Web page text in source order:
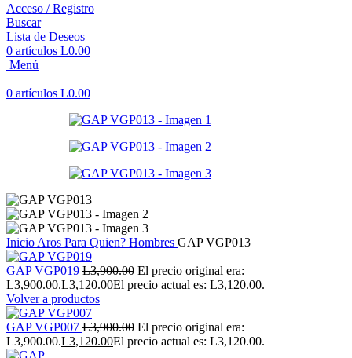
Acceso / Registro
Buscar
Lista de Deseos
0 artículos L0.00
Menú
0 artículos L0.00
Inicio Aros Para Quien? Hombres GAP VGP013
GAP VGP019 L3,900.00 El precio original era:
L3,900.00.L3,120.00El precio actual es: L3,120.00.
Volver a productos
GAP VGP007 L3,900.00 El precio original era:
L3,900.00.L3,120.00El precio actual es: L3,120.00.